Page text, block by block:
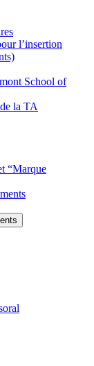
l’insertion
School of
la TA
“Marque